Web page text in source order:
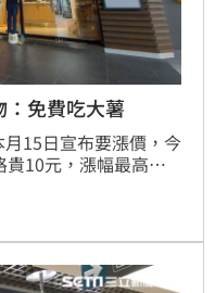
免費吃大薯
15日宣布要漲價，今
貴10元，漲幅最高
實等於沒漲價」意外